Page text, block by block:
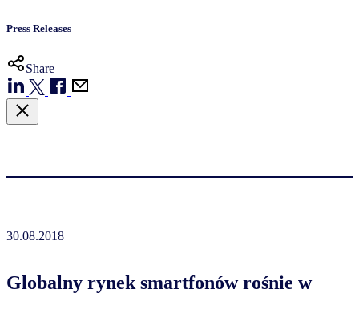
Press Releases
Share
30.08.2018
Globalny rynek smartfonów rośnie w